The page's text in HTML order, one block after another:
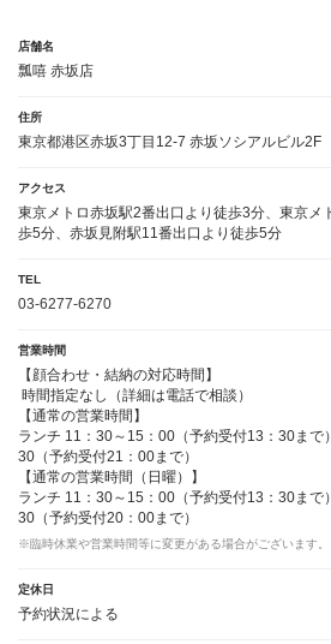
店舗名
瓢嘻 赤坂店
住所
東京都港区赤坂3丁目12-7 赤坂ソシアルビル2F
アクセス
東京メトロ赤坂駅2番出口より徒歩3分、東京メ
歩5分、赤坂見附駅11番出口より徒歩5分
TEL
03-6277-6270
営業時間
【顔合わせ・結納の対応時間】
時間指定なし（詳細は電話で相談）
【通常の営業時間】
ランチ 11：30～15：00（予約受付13：30まで
30（予約受付21：00まで）
【通常の営業時間（日曜）】
ランチ 11：30～15：00（予約受付13：30まで
30（予約受付20：00まで）
※臨時休業や営業時間等に変更がある場合がございます。
定休日
予約状況による